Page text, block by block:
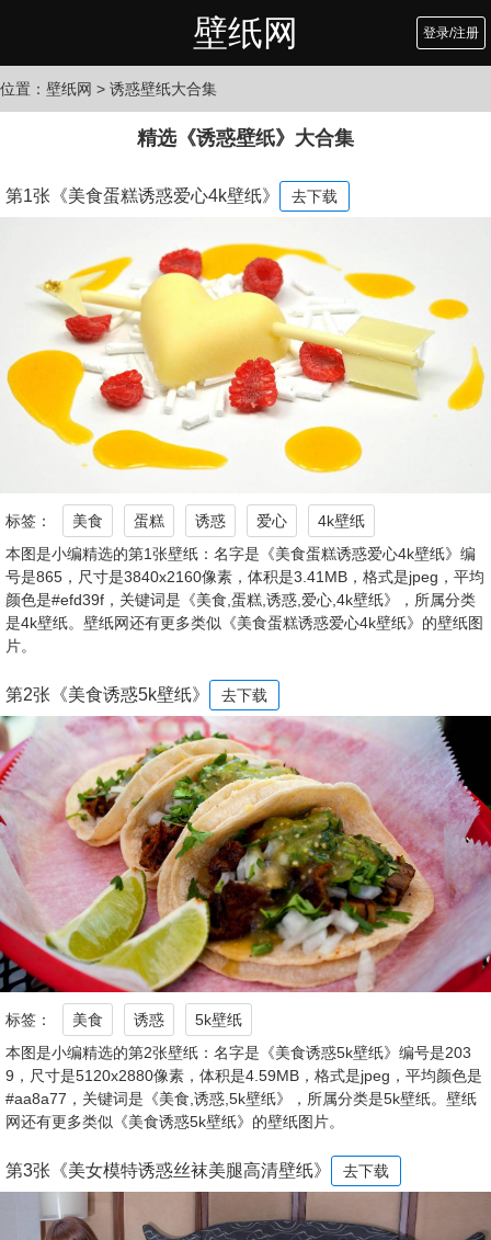
壁纸网 登录/注册
位置： 壁纸网 > 诱惑壁纸大合集
精选《诱惑壁纸》大合集
第1张《美食蛋糕诱惑爱心4k壁纸》 去下载
标签： 美食 蛋糕 诱惑 爱心
4k壁纸
本图是小编精选的第1张壁纸：名字是《美食蛋糕诱惑爱心4k壁纸》编
号是865，尺寸是3840x2160像素，体积是3.41MB，格式是jpeg，平均
颜色是#efd39f，关键词是《美食,蛋糕,诱惑,爱心,4k壁纸》，所属分类
是4k壁纸。壁纸网还有更多类似《美食蛋糕诱惑爱心4k壁纸》的壁纸图
片。
第2张《美食诱惑5k壁纸》 去下载
标签： 美食 诱惑
5k壁纸
本图是小编精选的第2张壁纸：名字是《美食诱惑5k壁纸》编号是203
9，尺寸是5120x2880像素，体积是4.59MB，格式是jpeg，平均颜色是
#aa8a77，关键词是《美食,诱惑,5k壁纸》，所属分类是5k壁纸。壁纸
网还有更多类似《美食诱惑5k壁纸》的壁纸图片。
第3张《美女模特诱惑丝袜美腿高清壁纸》 去下载